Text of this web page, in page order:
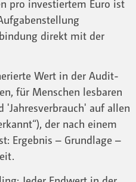
pro investiertem Euro ist
direkt mit der
Wert in der Audit-
für Menschen lesbaren
'Jahresverbrauch' auf allen
der nach einem
Ergebnis – Grundlage –